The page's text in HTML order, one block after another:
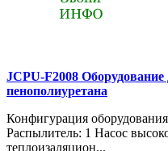
JCPU-F2008
пенополиуретана
Конфигурация
Распылитель: 1 Насос
теплоизаляцион...